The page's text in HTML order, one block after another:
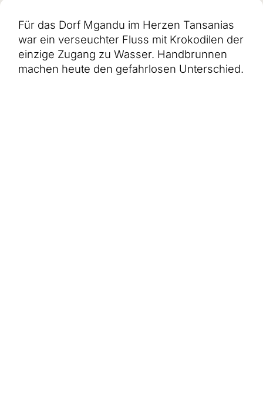
Testament und Legat
Philanthropie
Unternehmenskooperationen
Erdbeben Venezuela
Hilfe für Ukraine
Hilfe für Sudan
Jahresbericht und Finanzen
Afrika
Asien
Lateinamerika
Naher Osten und Europa
Für das Dorf Mgandu im Herzen Tansanias
war ein verseuchter Fluss mit Krokodilen der
einzige Zugang zu Wasser. Handbrunnen
machen heute den gefahrlosen Unterschied.